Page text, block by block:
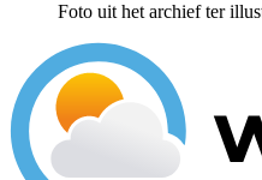
Foto uit het archief ter